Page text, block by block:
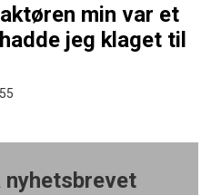
min var et
jeg klaget til
nyhetsbrevet